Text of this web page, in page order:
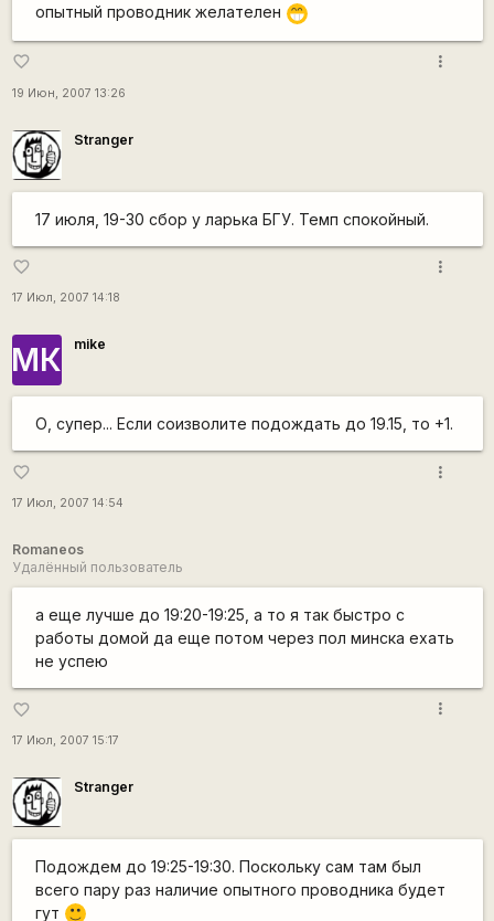
опытный проводник желателен ;D
favorite_border
19 Июн, 2007 13:26
more_vert
Stranger
17 июля, 19-30 сбор у ларька БГУ. Темп спокойный.
favorite_border
17 Июл, 2007 14:18
more_vert
МК mike
О, супер... Если соизволите подождать до 19.15, то +1.
favorite_border
17 Июл, 2007 14:54
more_vert
Romaneos
Удалённый пользователь
а еще лучше до 19:20-19:25, а то я так быстро с
работы домой да еще потом через пол минска ехать
не успею
favorite_border
17 Июл, 2007 15:17
more_vert
Stranger
Подождем до 19:25-19:30. Поскольку сам там был
всего пару раз наличие опытного проводника будет
гут
:)